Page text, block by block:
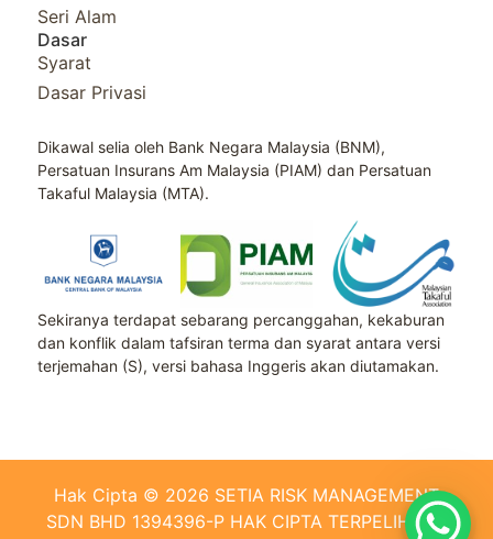
Seri Alam
Dasar
Syarat
Dasar Privasi
Dikawal selia oleh Bank Negara Malaysia (BNM),
Persatuan Insurans Am Malaysia (PIAM) dan Persatuan
Takaful Malaysia (MTA).
Sekiranya terdapat sebarang percanggahan, kekaburan
dan konflik dalam tafsiran terma dan syarat antara versi
terjemahan (S), versi bahasa Inggeris akan diutamakan.
Hak Cipta © 2026 SETIA RISK MANAGEMENT
SDN BHD 1394396-P HAK CIPTA TERPELIHARA